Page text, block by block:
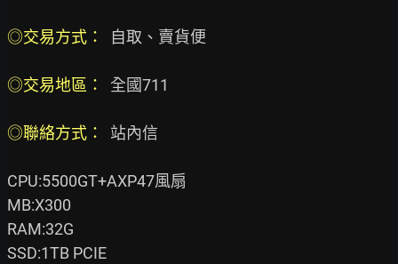
◎交易方式： 自取、賣貨便
◎交易地區： 全國711
◎聯絡方式：
  站內信
CPU:5500GT+AXP47風扇
MB:X300
RAM:32G
SSD:1TB PCIE